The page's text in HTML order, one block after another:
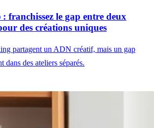
franchissez le gap entre deux
des créations uniques
partagent un ADN créatif, mais un gap
dans des ateliers séparés.